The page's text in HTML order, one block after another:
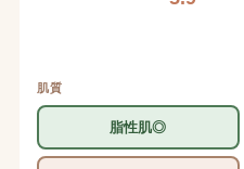
肌質
脂性肌◎